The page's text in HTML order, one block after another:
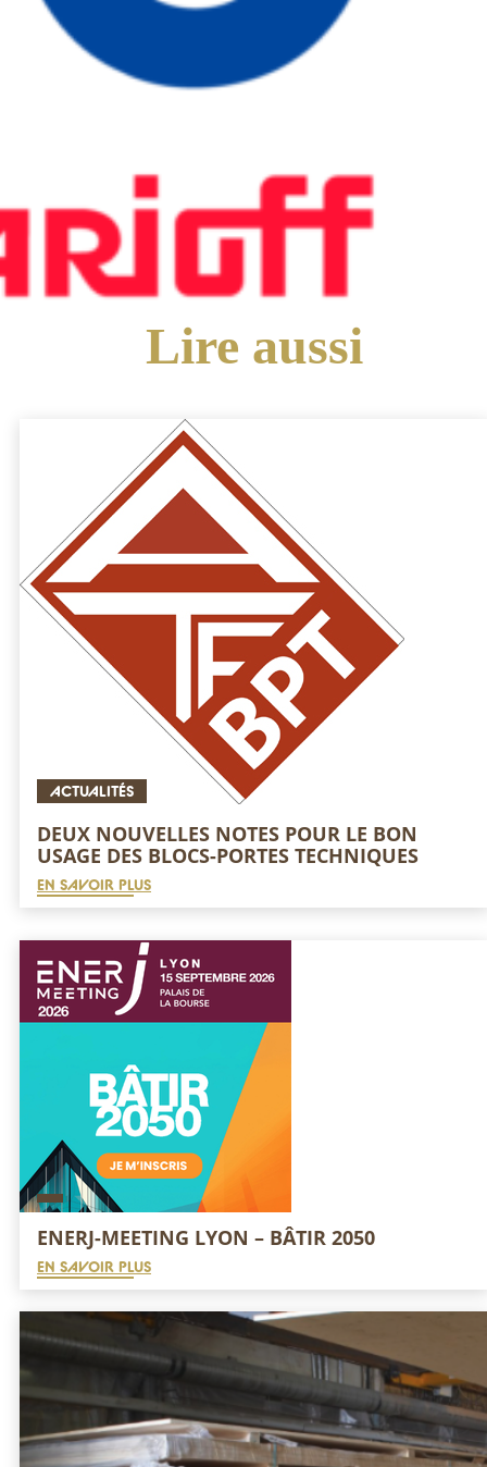
Lire aussi
ACTUALITÉS
DEUX NOUVELLES NOTES POUR LE BON
USAGE DES BLOCS-PORTES TECHNIQUES
EN SAVOIR PLUS
ENERJ-MEETING LYON – BÂTIR 2050
EN SAVOIR PLUS